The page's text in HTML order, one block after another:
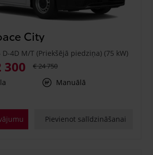
City
4D M/T (Priekšējā piedziņa) (75 kW)
300 € 24 750
Manuālā
Pievienot salīdzināšanai